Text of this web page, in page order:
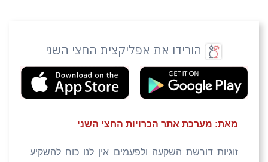
הורידו את אפליקצית החצי השני
מאת: מערכת אתר הכרויות החצי השני
זוגיות דורשת השקעה ולפעמים אין לנו כוח להשקיע